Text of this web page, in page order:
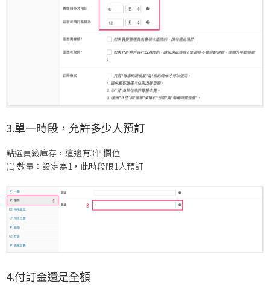
3.單一時段，允許多少人預訂
點選頁籤庫存，這邊有3個欄位
(1) 數量：設定為1，此時段限1人預訂
4.付訂金還是全額